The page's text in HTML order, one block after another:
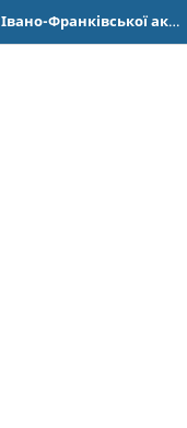
Добрий Пастир: науковий вісник Івано-Франківської академії Івана Золотоустого. Богослов’я. Філософія. Історія